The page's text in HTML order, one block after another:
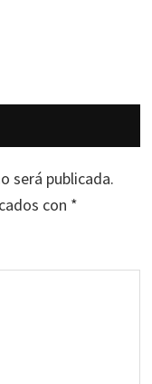
será publicada.
con *